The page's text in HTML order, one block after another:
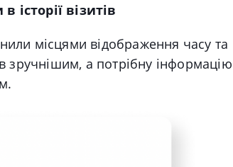
візитів
місцями відображення часу та
зручнішим, а потрібну інформацію